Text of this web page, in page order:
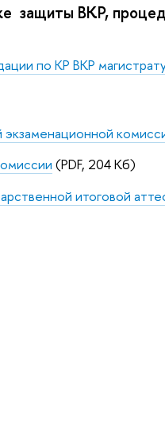
защиты ВКР,
по КР ВКР
(PDF, 204 Кб)
итоговой